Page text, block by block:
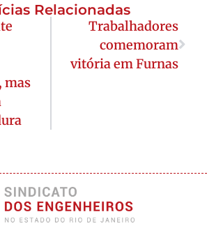
Relacionadas
mas
Trabalhadores
comemoram
vitória em Furnas